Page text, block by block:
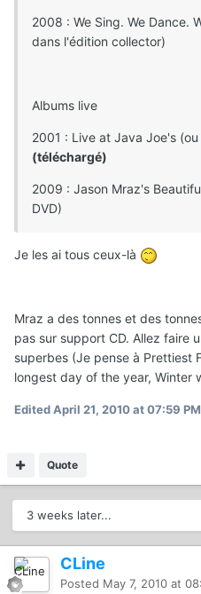
2008 : We Sing. We Dance.
dans l'édition collector)
Albums live
2001 : Live at Java Joe's
(téléchargé)
2009 : Jason Mraz's
DVD)
Je les ai tous ceux-là
Mraz a des tonnes et des
pas sur support CD. Allez faire
superbes (Je pense à Prettiest
longest day of the year, Winter
EditedApril 21, 2010 at 07:59 PM
Quote
3 weeks later...
CLine
Posted May 7, 2010 at